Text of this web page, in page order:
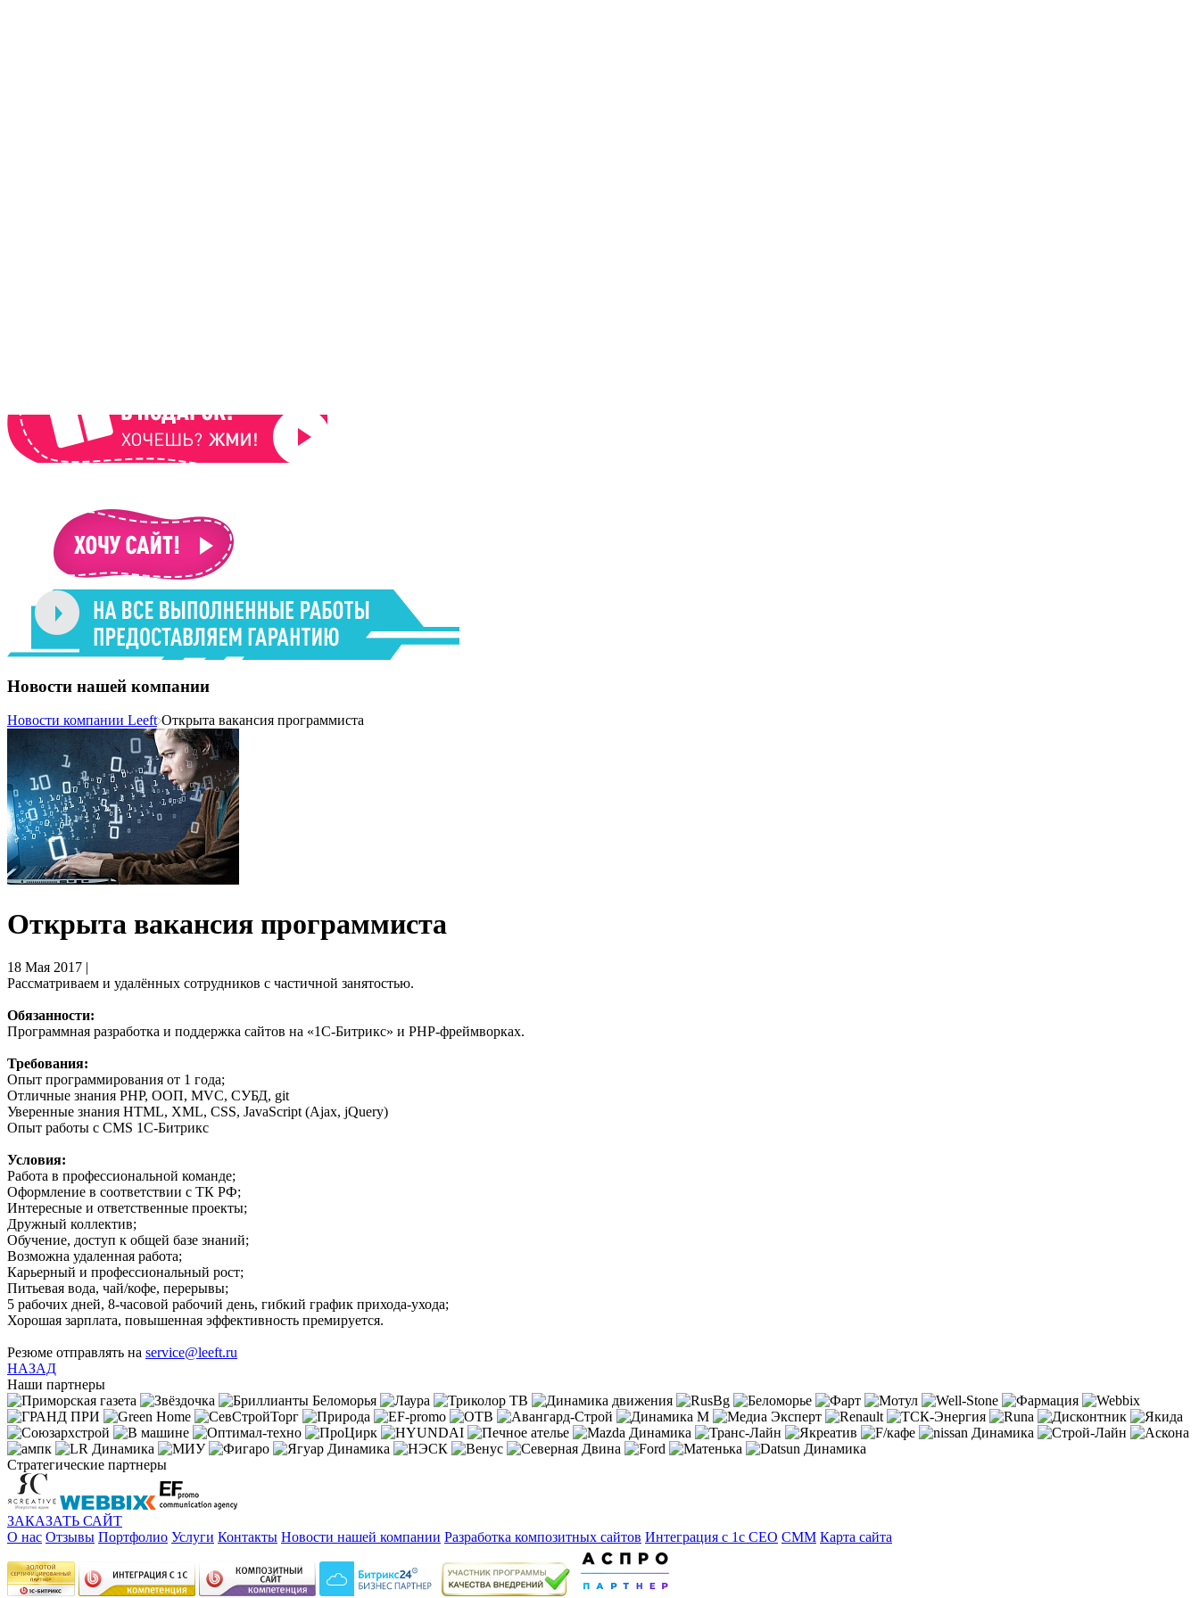
Новости нашей компании
Новости компании Leeft Открыта вакансия программиста
Открыта вакансия программиста
18 Мая 2017 |
Рассматриваем и удалённых сотрудников с частичной занятостью.
Обязанности:
Программная разработка и поддержка сайтов на «1С-Битрикс» и PHP-фреймворках.
Требования:
Опыт программирования от 1 года;
Отличные знания PHP, ООП, MVC, СУБД, git
Уверенные знания HTML, XML, CSS, JavaScript (Ajax, jQuery)
Опыт работы с CMS 1С-Битрикс
Условия:
Работа в профессиональной команде;
Оформление в соответствии с ТК РФ;
Интересные и ответственные проекты;
Дружный коллектив;
Обучение, доступ к общей базе знаний;
Возможна удаленная работа;
Карьерный и профессиональный рост;
Питьевая вода, чай/кофе, перерывы;
5 рабочих дней, 8-часовой рабочий день, гибкий график прихода-ухода;
Хорошая зарплата, повышенная эффективность премируется.
Резюме отправлять на service@leeft.ru
НАЗАД
Наши партнеры
Стратегические партнеры
ЗАКАЗАТЬ САЙТ
О нас Отзывы Портфолио Услуги Контакты Новости нашей компании Разработка композитных сайтов Интеграция с 1с СЕО СММ Карта сайта